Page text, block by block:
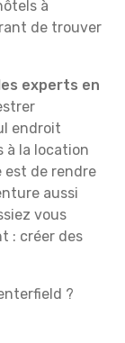
à
de trouver
experts en
endroit
à la location
de rendre
aussi
vous
: créer des
?